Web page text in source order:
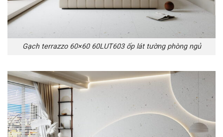
Gạch terrazzo 60×60 60LUT603 ốp lát tường phòng ngủ